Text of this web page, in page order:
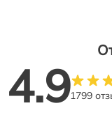
4.91799